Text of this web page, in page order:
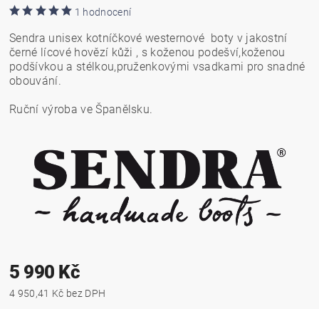
1 hodnocení
Sendra unisex kotníčkové westernové boty v jakostní
černé lícové hovězí kůži , s koženou podešví,koženou
podšívkou a stélkou,pruženkovými vsadkami pro snadné
obouvání.
Ruční výroba ve Španělsku.
5 990 Kč
4 950,41 Kč bez DPH